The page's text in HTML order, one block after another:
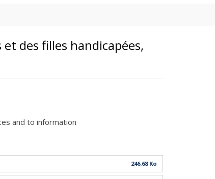
des filles handicapées,
and to information
246.68 Ko